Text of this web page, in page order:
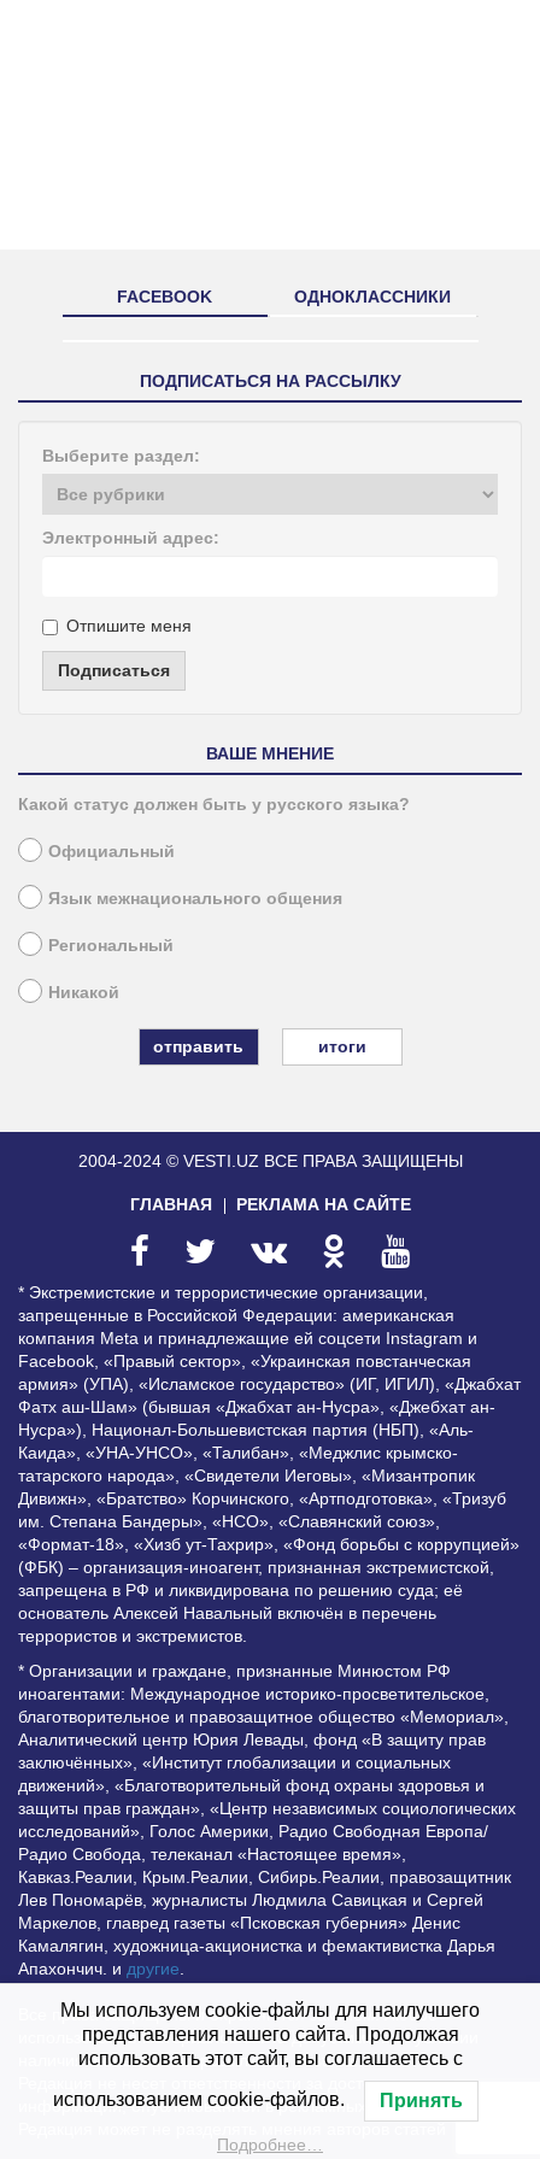
FACEBOOK ОДНОКЛАССНИКИ
ПОДПИСАТЬСЯ НА РАССЫЛКУ
Выберите раздел:
Электронный адрес:
Отпишите меня
Подписаться
ВАШЕ МНЕНИЕ
Какой статус должен быть у русского языка?
Официальный
Язык межнационального общения
Региональный
Никакой
итоги
2004-2024 © VESTI.UZ ВСЕ ПРАВА ЗАЩИЩЕНЫ
ГЛАВНАЯ РЕКЛАМА НА САЙТЕ
* Экстремистские и террористические организации,
запрещенные в Российской Федерации: американская
компания Meta и принадлежащие ей соцсети Instagram и
Facebook, «Правый сектор», «Украинская повстанческая
армия» (УПА), «Исламское государство» (ИГ, ИГИЛ), «Джабхат
Фатх аш-Шам» (бывшая «Джабхат ан-Нусра», «Джебхат ан-
Нусра»), Национал-Большевистская партия (НБП), «Аль-
Каида», «УНА-УНСО», «Талибан», «Меджлис крымско-
татарского народа», «Свидетели Иеговы», «Мизантропик
Дивижн», «Братство» Корчинского, «Артподготовка», «Тризуб
им. Степана Бандеры», «НСО», «Славянский союз»,
«Формат-18», «Хизб ут-Тахрир», «Фонд борьбы с коррупцией»
(ФБК) – организация-иноагент, признанная экстремистской,
запрещена в РФ и ликвидирована по решению суда; её
основатель Алексей Навальный включён в перечень
террористов и экстремистов.
* Организации и граждане, признанные Минюстом РФ
иноагентами: Международное историко-просветительское,
благотворительное и правозащитное общество «Мемориал»,
Аналитический центр Юрия Левады, фонд «В защиту прав
заключённых», «Институт глобализации и социальных
движений», «Благотворительный фонд охраны здоровья и
защиты прав граждан», «Центр независимых социологических
исследований», Голос Америки, Радио Свободная Европа/
Радио Свобода, телеканал «Настоящее время»,
Кавказ.Реалии, Крым.Реалии, Сибирь.Реалии, правозащитник
Лев Пономарёв, журналисты Людмила Савицкая и Сергей
Маркелов, главред газеты «Псковская губерния» Денис
Камалягин, художница-акционистка и фемактивистка Дарья
Апахончич. и другие.
Все права защищены и охраняются законом. Любое
использование материалов сайта допустимо при условии
наличия активной гиперссылки на Vesti.UZ.
Редакция не несет ответственности за достоверность
информации, опубликованной в рекламных объявлениях.
Мы используем cookie-файлы для наилучшего
представления нашего сайта. Продолжая
использовать этот сайт, вы соглашаетесь с
использованием cookie-файлов. Принять
Подробнее…